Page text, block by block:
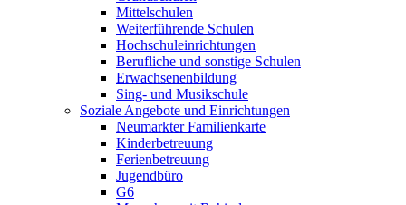
Mittelschulen
Weiterführende Schulen
Hochschuleinrichtungen
Berufliche und sonstige Schulen
Erwachsenenbildung
Sing- und Musikschule
Soziale Angebote und Einrichtungen
Neumarkter Familienkarte
Kinderbetreuung
Ferienbetreuung
Jugendbüro
G6